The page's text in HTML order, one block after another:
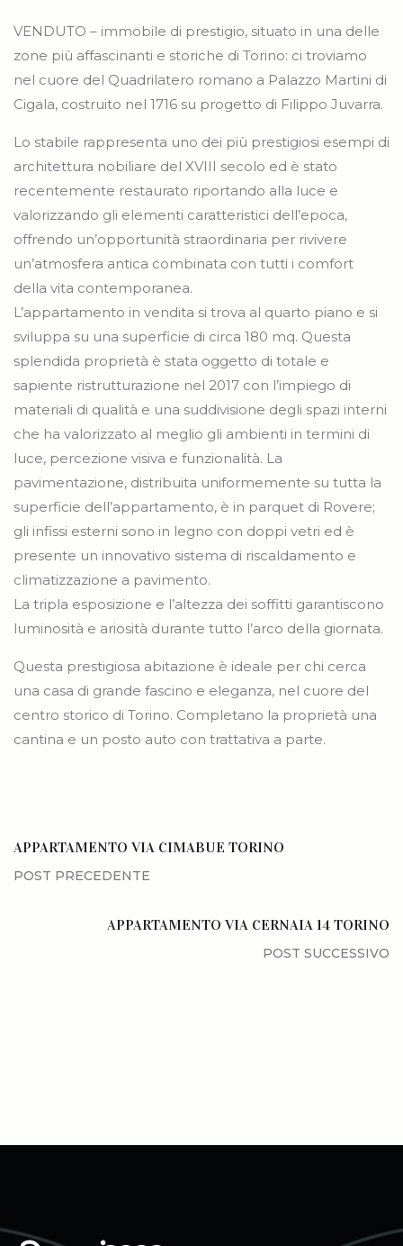
VENDUTO – immobile di prestigio, situato in una delle
zone più affascinanti e storiche di Torino: ci troviamo
nel cuore del Quadrilatero romano a Palazzo Martini di
Cigala, costruito nel 1716 su progetto di Filippo Juvarra.
Lo stabile rappresenta uno dei più prestigiosi esempi di
architettura nobiliare del XVIII secolo ed è stato
recentemente restaurato riportando alla luce e
valorizzando gli elementi caratteristici dell’epoca,
offrendo un’opportunità straordinaria per rivivere
un’atmosfera antica combinata con tutti i comfort
della vita contemporanea.
L’appartamento in vendita si trova al quarto piano e si
sviluppa su una superficie di circa 180 mq. Questa
splendida proprietà è stata oggetto di totale e
sapiente ristrutturazione nel 2017 con l’impiego di
materiali di qualità e una suddivisione degli spazi interni
che ha valorizzato al meglio gli ambienti in termini di
luce, percezione visiva e funzionalità. La
pavimentazione, distribuita uniformemente su tutta la
superficie dell’appartamento, è in parquet di Rovere;
gli infissi esterni sono in legno con doppi vetri ed è
presente un innovativo sistema di riscaldamento e
climatizzazione a pavimento.
La tripla esposizione e l’altezza dei soffitti garantiscono
luminosità e ariosità durante tutto l’arco della giornata.
Questa prestigiosa abitazione è ideale per chi cerca
una casa di grande fascino e eleganza, nel cuore del
centro storico di Torino. Completano la proprietà una
cantina e un posto auto con trattativa a parte.
APPARTAMENTO VIA CIMABUE TORINO
APPARTAMENTO VIA CERNAIA 14 TORINO